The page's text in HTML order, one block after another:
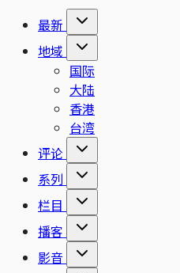
最新
地域
国际
大陆
香港
台湾
评论
系列
栏目
播客
影音